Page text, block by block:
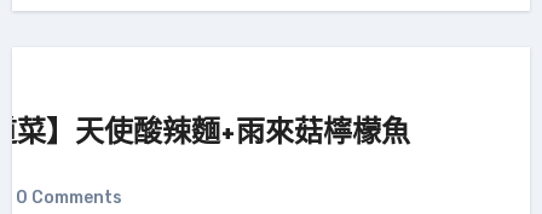
菜】天使酸辣麵+雨來菇檸檬魚
0 Comments